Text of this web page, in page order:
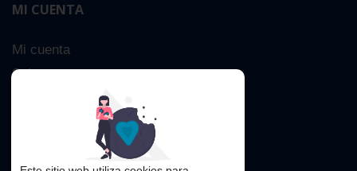
MI CUENTA
Mi cuenta
Sobre nosotros
Búsqueda Avanzada